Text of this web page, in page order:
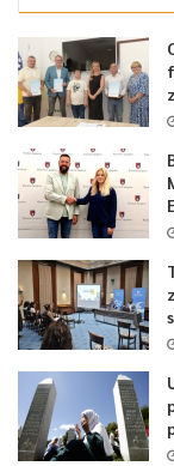
prepoznavanja
sistemu”, istakla je
Ministar Magoda
kontinuitet
institucijama
„Ovo je kontinuitet
Zemaljski muzej
spašen, a sada je
pozorišta. Na ovaj
Naša pozorišta
dijelu koji se
Zahvaljujem se
velikom iskoraku